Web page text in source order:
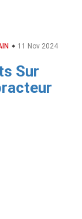
11 Nov 2024
Sur